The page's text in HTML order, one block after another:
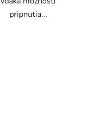
pripnutia...